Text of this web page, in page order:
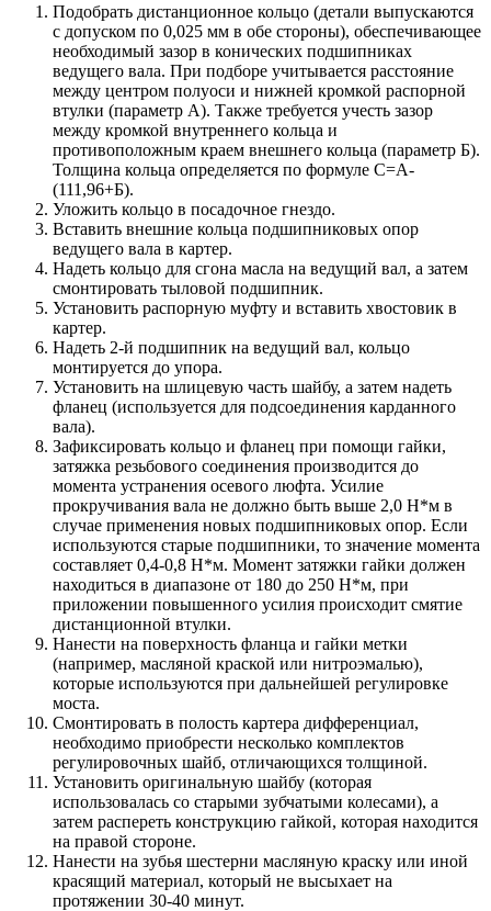
Подобрать дистанционное кольцо (детали выпускаются
с допуском по 0,025 мм в обе стороны), обеспечивающее
необходимый зазор в конических подшипниках
ведущего вала. При подборе учитывается расстояние
между центром полуоси и нижней кромкой распорной
втулки (параметр А). Также требуется учесть зазор
между кромкой внутреннего кольца и
противоположным краем внешнего кольца (параметр Б).
Толщина кольца определяется по формуле С=А-
(111,96+Б).
Уложить кольцо в посадочное гнездо.
Вставить внешние кольца подшипниковых опор
ведущего вала в картер.
Надеть кольцо для сгона масла на ведущий вал, а затем
смонтировать тыловой подшипник.
Установить распорную муфту и вставить хвостовик в
картер.
Надеть 2-й подшипник на ведущий вал, кольцо
монтируется до упора.
Установить на шлицевую часть шайбу, а затем надеть
фланец (используется для подсоединения карданного
вала).
Зафиксировать кольцо и фланец при помощи гайки,
затяжка резьбового соединения производится до
момента устранения осевого люфта. Усилие
прокручивания вала не должно быть выше 2,0 Н*м в
случае применения новых подшипниковых опор. Если
используются старые подшипники, то значение момента
составляет 0,4-0,8 Н*м. Момент затяжки гайки должен
находиться в диапазоне от 180 до 250 Н*м, при
приложении повышенного усилия происходит смятие
дистанционной втулки.
Нанести на поверхность фланца и гайки метки
(например, масляной краской или нитроэмалью),
которые используются при дальнейшей регулировке
моста.
Смонтировать в полость картера дифференциал,
необходимо приобрести несколько комплектов
регулировочных шайб, отличающихся толщиной.
Установить оригинальную шайбу (которая
использовалась со старыми зубчатыми колесами), а
затем распереть конструкцию гайкой, которая находится
на правой стороне.
Нанести на зубья шестерни масляную краску или иной
красящий материал, который не высыхает на
протяжении 30-40 минут.